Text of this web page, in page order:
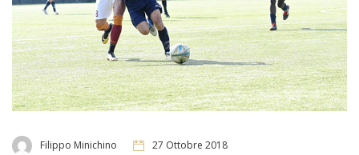
Filippo Minichino 27 Ottobre 2018